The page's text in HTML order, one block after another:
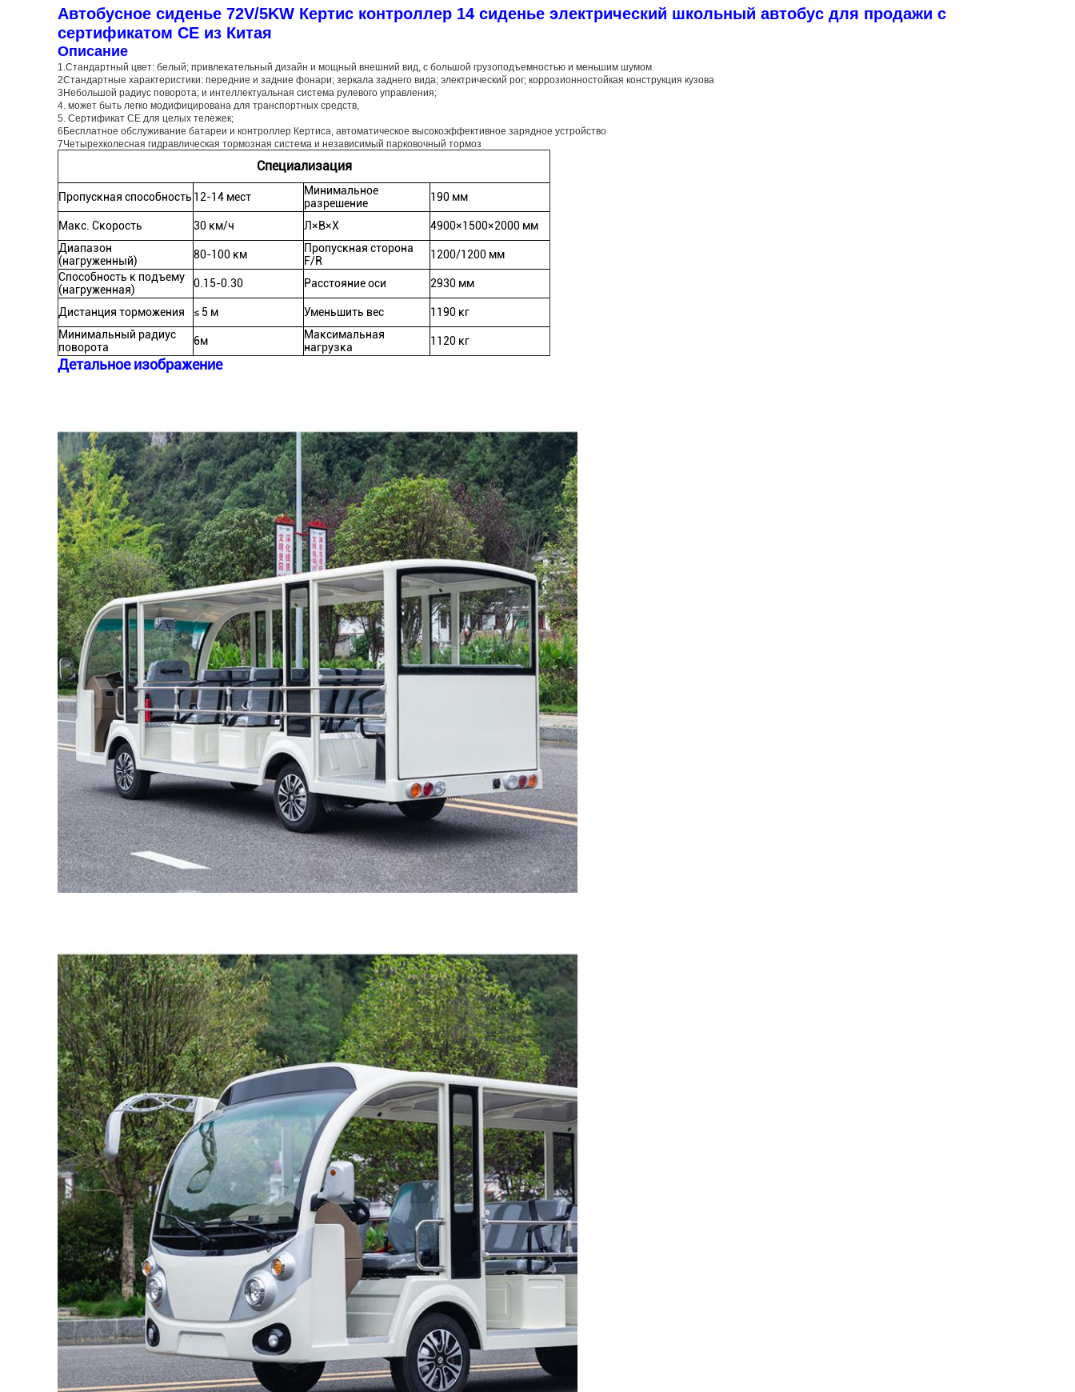
Автобусное сиденье 72V/5KW Кертис контроллер 14 сиденье электрический школьный автобус для продажи с
сертификатом CE из Китая
Описание
1.Стандартный цвет: белый; привлекательный дизайн и мощный внешний вид, с большой грузоподъемностью и меньшим шумом.
2Стандартные характеристики: передние и задние фонари; зеркала заднего вида; электрический рог; коррозионностойкая конструкция кузова
3Небольшой радиус поворота; и интеллектуальная система рулевого управления;
4. может быть легко модифицирована для транспортных средств,
5. Сертификат CE для целых тележек;
6Бесплатное обслуживание батареи и контроллер Кертиса, автоматическое высокоэффективное зарядное устройство
7Четырехколесная гидравлическая тормозная система и независимый парковочный тормоз
Специализация
Пропускная способность 12-14 мест
Минимальное
разрешение
190 мм
Макс. Скорость 30 км/ч Л×В×Х
4900×1500×2000 мм
Диапазон
(нагруженный)
80-100 км
Пропускная сторона
F/R
1200/1200 мм
Способность к подъему
(нагруженная)
0.15-0.30 Расстояние оси 2930 мм
Дистанция торможения ≤ 5 м Уменьшить вес
1190 кг
Минимальный радиус
поворота
6м
Максимальная
нагрузка
1120 кг
Детальное изображение